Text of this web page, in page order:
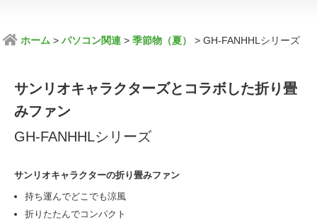
ホーム パソコン関連 季節物（夏） GH-FANHHLシリーズ
サンリオキャラクターズと コラボした折り畳
みファン
GH-FANHHLシリーズ
サンリオキャラクターの折り畳みファン
持ち運んでどこでも涼風
折りたたんでコンパクト